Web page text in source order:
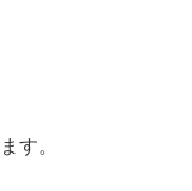
す。